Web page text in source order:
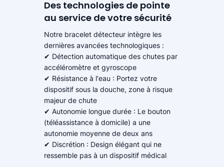
Des technologies de pointe
au service de votre sécurité
Notre bracelet détecteur intègre les
dernières avancées technologiques :
✔ Détection automatique des chutes par
accéléromètre et gyroscope
✔ Résistance à l'eau : Portez votre
dispositif sous la douche, zone à risque
majeur de chute
✔ Autonomie longue durée : Le bouton
(téléassistance à domicile) a une
autonomie moyenne de deux ans
✔ Discrétion : Design élégant qui ne
ressemble pas à un dispositif médical